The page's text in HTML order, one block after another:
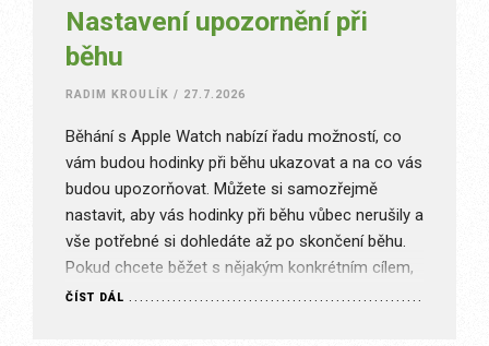
Nastavení upozornění při
běhu
RADIM KROULÍK / 27.7.2026
Běhání s Apple Watch nabízí řadu možností, co
vám budou hodinky při běhu ukazovat a na co vás
budou upozorňovat. Můžete si samozřejmě
nastavit, aby vás hodinky při běhu vůbec nerušily a
vše potřebné si dohledáte až po skončení běhu.
Pokud chcete běžet s nějakým konkrétním cílem,
tak si můžete nastavit upozornění. To se týká…
ČÍST DÁL